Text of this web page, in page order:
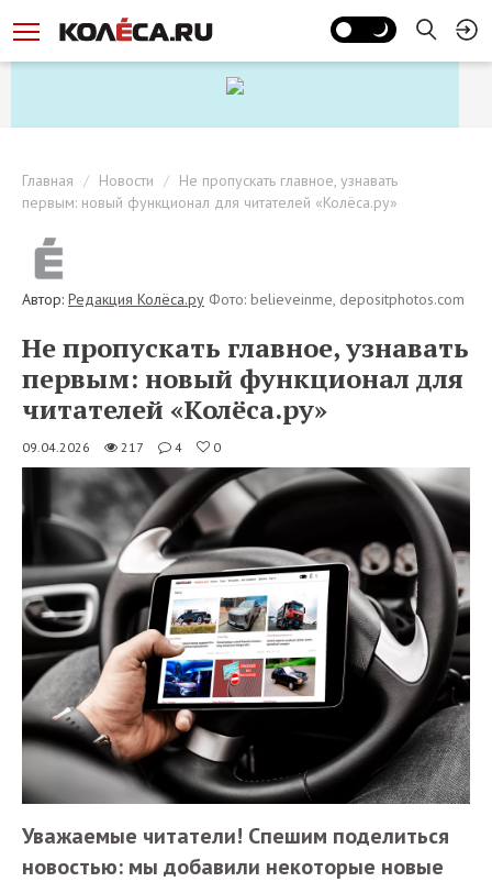
Главная Новости
Не пропускать главное, узнавать
первым: новый функционал для читателей «Колёса.ру»
Автор: Редакция Колёса.ру Фото: believeinme, depositphotos.com
Не пропускать главное, узнавать
первым: новый функционал для
читателей «Колёса.ру»
09.04.2026 217 4 0
Уважаемые читатели! Спешим поделиться
новостью: мы добавили некоторые новые